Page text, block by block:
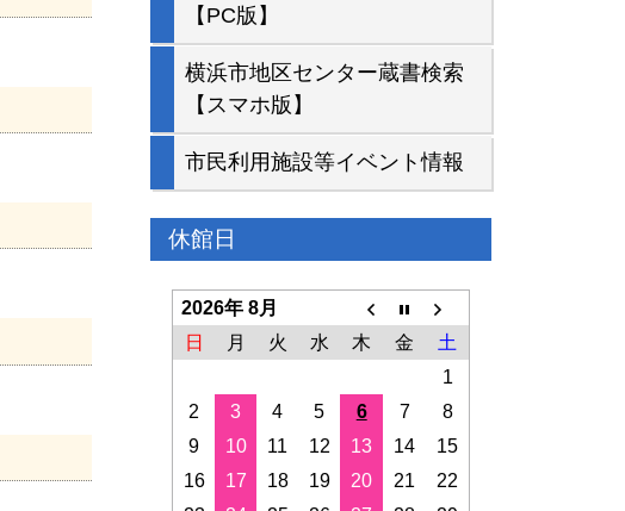
【PC版】
横浜市地区センター蔵書検索
【スマホ版】
市民利用施設等イベント情報
休館日
2026年 8月
日
月 火 水 木 金
土
1
2
3 4 5 6 7
8
9
10 11 12 13 14
15
16
17 18 19 20 21
22